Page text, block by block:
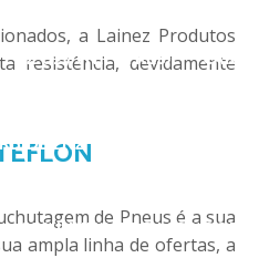
027 (TECTYRES)
LNZ DW 150
CONJUNTO DE RASPA ROBÔ
a Lainez Produtos
resistência, devidamente
de Pneus é a sua
ampla linha de ofertas, a